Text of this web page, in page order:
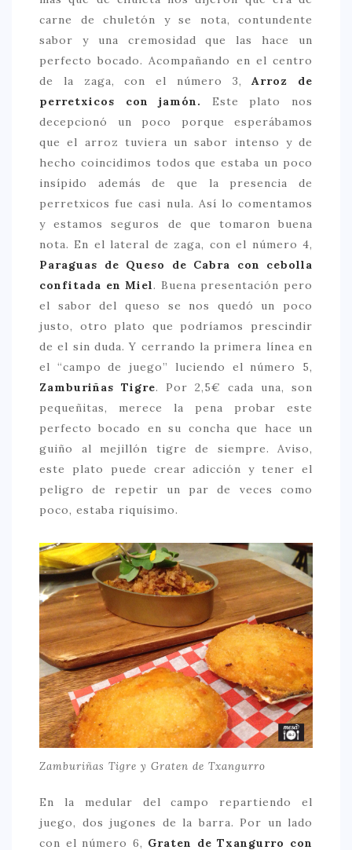
carne de chuletón y se nota, contundente
sabor y una cremosidad que las hace un
perfecto bocado. Acompañando en el centro
de la zaga, con el número 3,Arroz de
perretxicos con jamón.
Este plato nos
decepcionó un poco porque esperábamos
que el arroz tuviera un sabor intenso y de
hecho coincidimos todos que estaba un poco
insípido además de que la presencia de
perretxicos fue casi nula. Así lo comentamos
y estamos seguros de que tomaron buena
nota. En el lateral de zaga, con el número 4,
Paraguas de Queso de Cabra con cebolla
confitada en Miel. Buena presentación pero
el sabor del queso se nos quedó un poco
justo, otro plato que podríamos prescindir
de el sin duda. Y cerrando la primera línea en
el “campo de juego” luciendo el número 5,
Zamburiñas Tigre. Por 2,5€ cada una, son
pequeñitas, merece la pena probar este
perfecto bocado en su concha que hace un
guiño al mejillón tigre de siempre. Aviso,
este plato puede crear adicción y tener el
peligro de repetir un par de veces como
poco, estaba riquísimo.
Zamburiñas Tigre y Graten de Txangurro
En la medular del campo repartiendo el
juego, dos jugones de la barra. Por un lado
con el número 6, Graten de Txangurro con